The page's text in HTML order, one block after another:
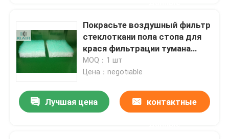
Продукты
О нас
Путешествие фабрики
Покрасьте воздушный фильтр
стеклоткани пола стопа для
крася фильтрации тумана
краски будочки
MOQ：1 шт
Цена：negotiable
Лучшая цена контактные